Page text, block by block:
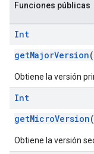
Funciones públicas
Int
getMajorVersion
Obtiene la versión
Int
getMicroVersion
Obtiene la versión